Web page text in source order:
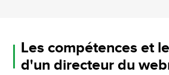
Les compétences et
d'un directeur du